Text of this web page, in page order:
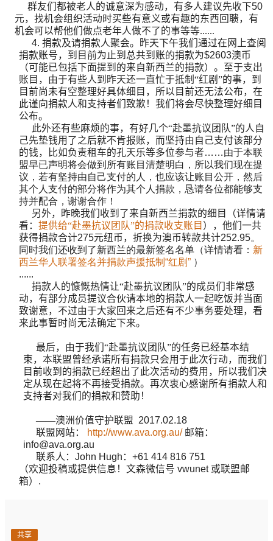
群友们都被老人的诚意深为感动，有多人建议先收下50
元，找机会组织活动时买些有意义或有趣的东西回聩，有
机会可以帮他们做点老年人做不了的事等等......
4. 捐款及请捐款人聚会。昨天下午我们通过在网上查阅
捐款账号，到目前为止到总共到账的捐款为$2603澳币
（可能已包括下面提到的来自新西兰的捐款）。至于支出
账目，由于有些人到昨天还一直忙于抵制“红剧”的事，到
目前尚未有空整理好具体细目，所以目前还无法公布，在
此谨向捐款人和支持者们致歉！我们将会尽快整理好细目
公布。
此外还有些麻烦的事，有好几个“赴墨抗议团队”的人自
己先垫钱用了之后就不肯报账，而坚持由自己支付该部分
的钱，比如负责租车的孔天乐等多位参与者……由于本联
盟早已声明将会做到所有账目清楚明白，所以我们现在提
议，若有坚持由自己支付的人，也应该让账目公开，然后
其个人支付的部分将作为其个人捐款，恳请各位都能够支
持并配合，谢谢合作！
另外，昨晚我们收到了来自新西兰捐款的细目（详情请
看： 提供给“赴墨抗议团队”的捐款收支账目 ），他们一共
获得捐款合计275元纽币，折换为澳币转款共计252.95。
同时我们还收到了新西兰的最新签名名单（详情请看： 新
西兰华人联署签名并捐款声援抵制“红剧” ）
......
捐款人的慷慨热情让“赴墨抗议团队”的成员们非常感
动，有部分成员提议合伙请本地的捐款人一起吃饭并当面
致谢意，不过由于大家回来之后还有不少事务要处理，看
来此事暂时尚无法确定下来。
最后，由于我们“赴墨抗议团队”的任务已经基本结
束，本联盟曾经承诺所有捐款只会用于此次行动，而我们
目前收到的捐款已经超出了此次活动的费用，所以我们决
定从现在起将不再接受捐款。再次衷心感谢所有捐款人和
支持者对我们的捐款和赞助！
——澳洲价值守护联盟 2017.02.18
联盟网站：
http://www.ava.org.au/ 邮箱：
info@ava.org.au
联系人： John Hugh： +61 414 816 751
（欢迎投稿或提供信息！文森微信号 vwunet 或联盟邮
箱） .
共享